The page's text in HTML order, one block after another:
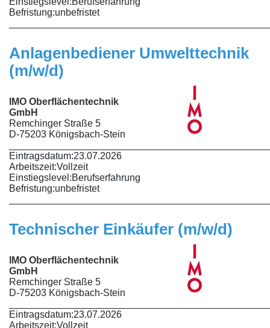
Befristung:unbefristet
Anlagenbediener Umwelttechnik
(m/w/d)
IMO Oberflächentechnik
GmbH
Remchinger Straße 5
D-75203 Königsbach-Stein
Eintragsdatum:23.07.2026
Arbeitszeit:Vollzeit
Einstiegslevel:Berufserfahrung
Befristung:unbefristet
Technischer Einkäufer (m/w/d)
IMO Oberflächentechnik
GmbH
Remchinger Straße 5
D-75203 Königsbach-Stein
Eintragsdatum:23.07.2026
Arbeitszeit:Vollzeit